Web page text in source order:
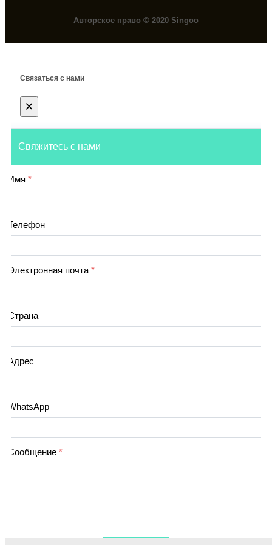
Авторское право © 2020 Singoo
Связаться с нами
×
Свяжитесь с нами
Имя *
Телефон
Электронная почта *
Страна
Адрес
WhatsApp
Сообщение *